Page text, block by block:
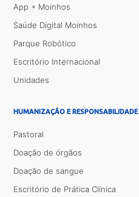
App + Moinhos
Saúde Digital Moinhos
Parque Robótico
Escritório Internacional
Unidades
HUMANIZAÇÃO E RESPONSABILIDADE
Pastoral
Doação de órgãos
Doação de sangue
Escritório de Prática Clínica